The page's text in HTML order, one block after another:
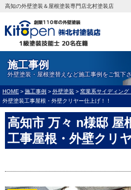
高知の外壁塗装＆屋根塗装専門店北村塗装店
施工事例
外壁塗装・屋根塗替えなど施工事例をご覧下
HOME > 施工事例 > 外壁塗装 > 窯業系サイディング
外壁塗装工事屋根・外壁クリヤー仕上げ！！
高知市 万々 n様邸 屋
工事屋根・外壁クリ